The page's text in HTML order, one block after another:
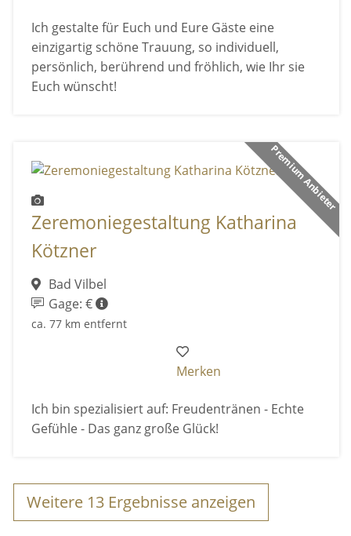
Ich gestalte für Euch und Eure Gäste eine
einzigartig schöne Trauung, so individuell,
persönlich, berührend und fröhlich, wie Ihr sie
Euch wünscht!
Premium Anbieter
Zeremoniegestaltung Katharina
Kötzner
Bad Vilbel
Gage: €
ca. 77 km entfernt
Merken
Ich bin spezialisiert auf: Freudentränen - Echte
Gefühle - Das ganz große Glück!
Weitere 13 Ergebnisse anzeigen